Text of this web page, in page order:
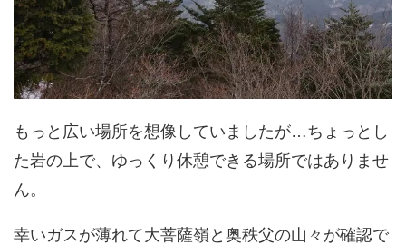
もっと広い場所を想像していましたが…ちょっとし
た岩の上で、ゆっくり休憩できる場所ではありませ
ん。
幸いガスが薄れて大菩薩嶺と奥秩父の山々が確認で